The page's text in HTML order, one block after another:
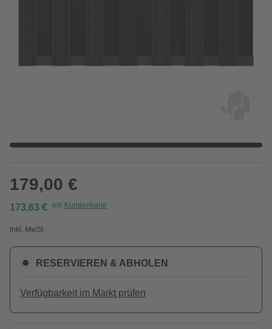
179,00 €
173,63 € mit Kundenkarte
Inkl. MwSt.
RESERVIEREN & ABHOLEN
Verfügbarkeit im Markt prüfen